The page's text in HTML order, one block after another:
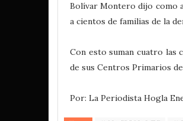
Bolívar Montero dijo como
a cientos de familias de la
Con esto suman cuatro las
de sus Centros Primarios
Por: La Periodista Hogla